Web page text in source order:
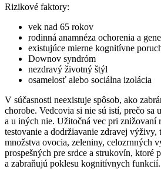
Rizikové faktory:
vek nad 65 rokov
rodinná anamnéza ochorenia a
existujúce mierne kognitívne
Downov syndróm
nezdravý životný štýl
osamelosť alebo sociálna izolácia
V súčasnosti neexistuje spôsob, ako
chorobe. Vedcovia si nie sú istí, prečo
a u iných nie. Užitočná vec pri znižovaní
testovanie a dodržiavanie zdravej
množstva ovocia, zeleniny, celozrnných
prospešných pre srdce a strukovín, ktoré
a zabraňujú poklesu kognitívnych funkcií.